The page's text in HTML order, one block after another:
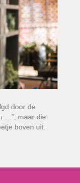
door de
…”, maar die
boven uit.